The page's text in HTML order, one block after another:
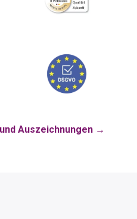
Auszeichnungen →